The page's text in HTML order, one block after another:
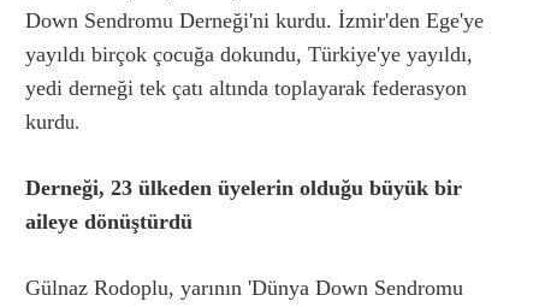
Down Sendromu Derneği'ni kurdu. İzmir'den Ege'ye
yayıldı birçok çocuğa dokundu, Türkiye'ye yayıldı,
yedi derneği tek çatı altında toplayarak federasyon
kurdu.
Derneği, 23 ülkeden üyelerin olduğu büyük bir
aileye dönüştürdü
Gülnaz Rodoplu, yarının 'Dünya Down Sendromu